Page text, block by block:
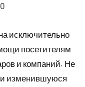
исключительно
посетителям
и компаний. Не
и изменившуюся